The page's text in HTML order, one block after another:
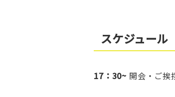
スケジュール
17：30~ 開会・ご挨